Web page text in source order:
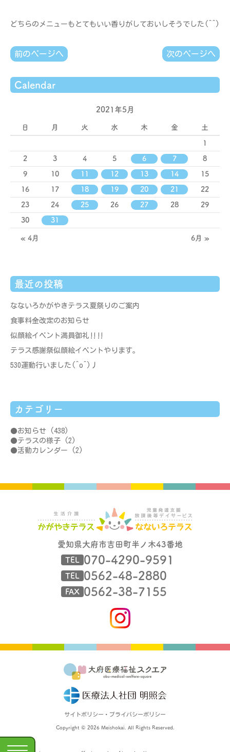
どちらのメニューもとてもいい香りがしておいしそうでした(^^)
前のページへ 次のページへ
Calendar
2021年5月
日 月 火 水 木 金 土
1
2 3 4 5 6 7 8
9 10 11 12 13 14 15
16 17 18 19 20 21 22
23 24 25 26 27 28 29
30 31
« 4月 6月 »
最近の投稿
なないろかがやきテラス夏祭りのご案内
食事料金改定のお知らせ
似顔絵イベント満員御礼‼‼
テラス感謝祭似顔絵イベントやります。
530運動行いました(^o^)丿
カテゴリー
お知らせ (438)
テラスの様子 (2)
活動カレンダー (2)
愛知県大府市吉田町半ノ木43番地
TEL 070-4290-9591
TEL 0562-48-2880
FAX 0562-38-7155
サイトポリシー・プライバシーポリシー
Copyright © 2026 Meishokai. All Rights Reserved.